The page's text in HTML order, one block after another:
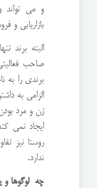
و می تواند
بازاریابی و
البته برند
صاحب
برندی را به
الزامی به
زن و مرد
ایجاد نمی
روستا نیز
ندارد.
چه لوگوها و